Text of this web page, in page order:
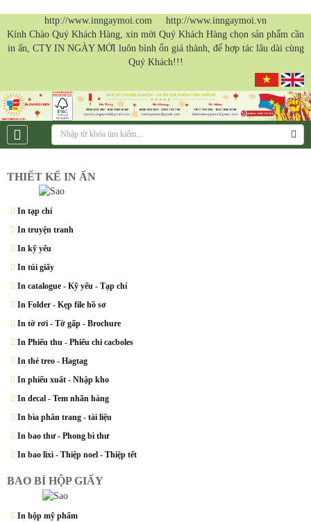
http://www.inngaymoi.com http://www.inngaymoi.vn
Kính Chào Quý Khách Hàng, xin mời Quý Khách Hàng chọn sản phẩm cần
in ấn, CTY IN NGÀY MỚI luôn bình ổn giá thành, để hợp tác lâu dài cùng
Quý Khách!!!
THIẾT KẾ IN ẤN
In tạp chí
In truyện tranh
In kỹ yếu
In túi giấy
In catalogue - Kỹ yếu - Tạp chí
In Folder - Kẹp file hồ sơ
In tờ rơi - Tờ gấp - Brochure
In Phiếu thu - Phiếu chi cacboles
In thẻ treo - Hagtag
In phiếu xuất - Nhập kho
In decal - Tem nhãn hàng
In bìa phân trang - tài liệu
In bao thư - Phong bì thư
In bao lìxì - Thiệp noel - Thiệp tết
BAO BÌ HỘP GIẤY
In hộp mỹ phẩm